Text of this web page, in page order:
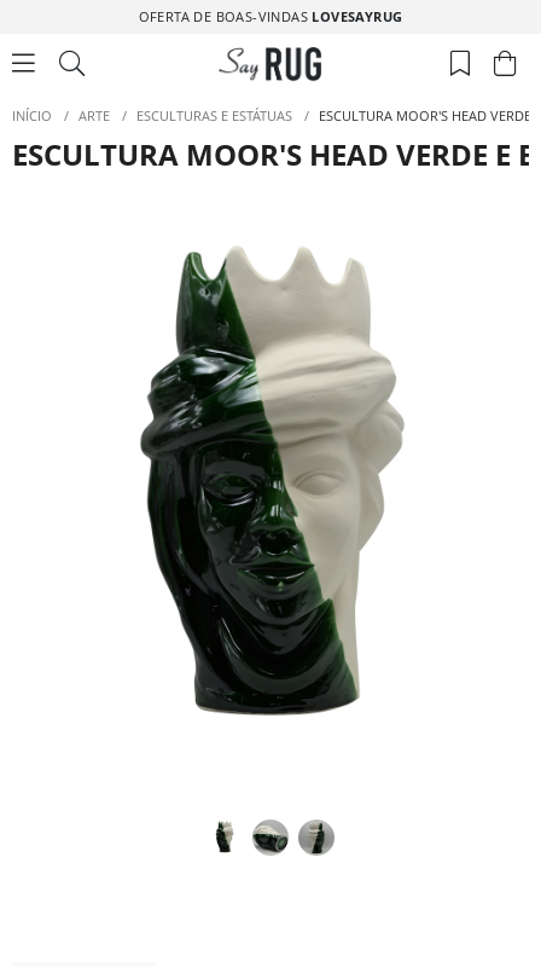
OFERTA DE BOAS-VINDAS LOVESAYRUG
INÍCIO / ARTE / ESCULTURAS E ESTÁTUAS / ESCULTURA MOOR'S HEAD VERDE
ESCULTURA MOOR'S HEAD VERDE E